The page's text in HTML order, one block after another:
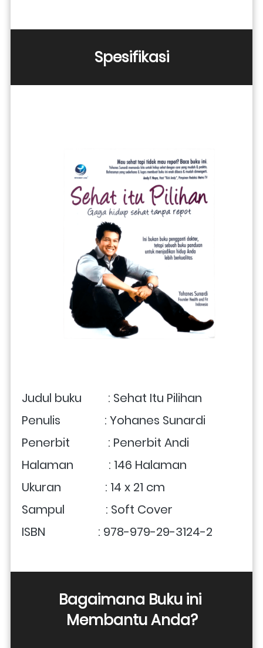
Spesifikasi
Judul buku         : Sehat Itu Pilihan
Penulis               : Yohanes Sunardi
Penerbit             : Penerbit Andi
Halaman            : 146 Halaman
Ukuran               : 14 x 21 cm
Sampul              : Soft Cover
ISBN                  : 978-979-29-3124-2
Bagaimana Buku ini
Membantu Anda?